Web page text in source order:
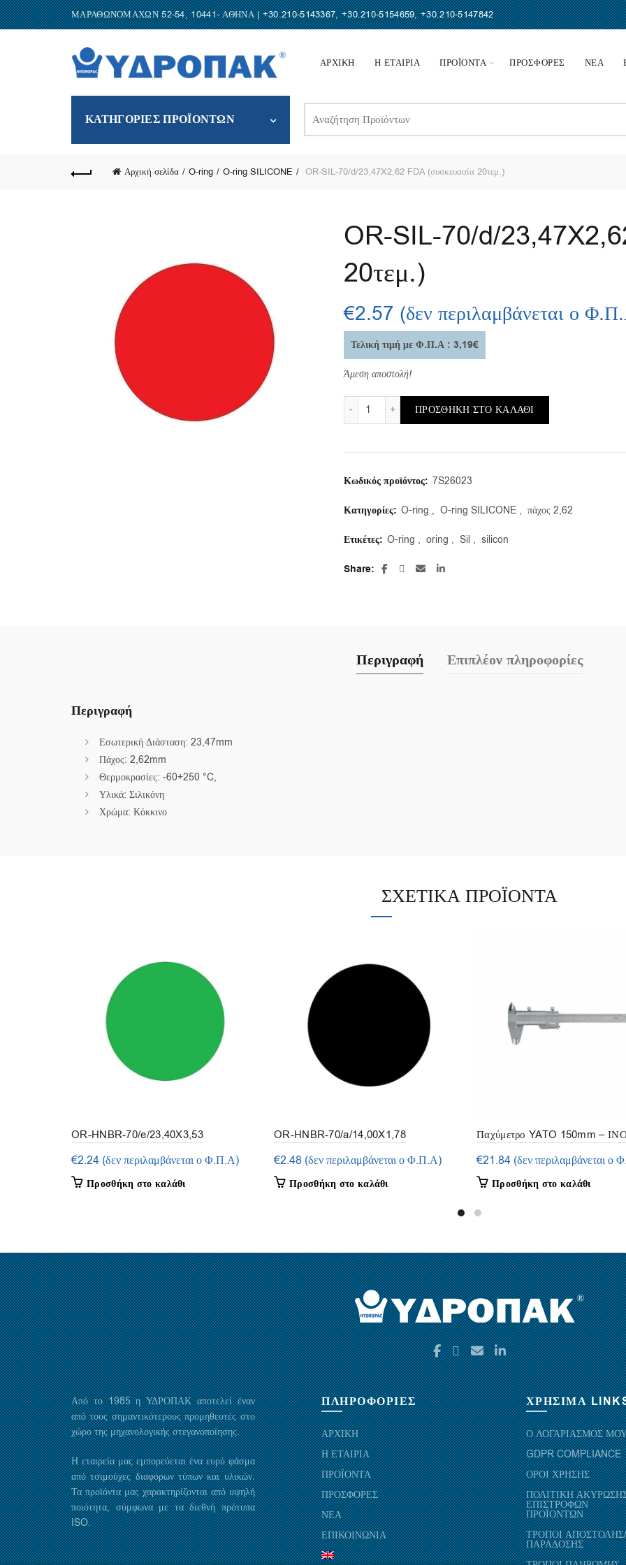
ΜΑΡΑΘΩΝΟΜΑΧΩΝ 52-54, 10441- ΑΘΗΝΑ |+30.210-5143367,+30.210-5154659,+30.210-5147842
ΑΡΧΙΚΗ Η ΕΤΑΙΡΙΑ ΠΡΟΪΟΝΤΑ ΠΡΟΣΦΟΡΕΣ ΝΕΑ
ΚΑΤΗΓΟΡΙΕΣ ΠΡΟΪΟΝΤΩΝ
for:
Αρχική σελίδα O-ring O-ring SILICONE OR-SIL-70/d/23,47X2,62 FDA (συσκευασία 20τεμ.)
OR-SIL-70/d/
20τεμ.)
€2.57 (δεν περιλαμβάνεται ο
Τελική τιμή με Φ.Π.Α : 3,19€
Άμεση αποστολή!
OR-SIL-70/d/23,47X2,62 FDA (συσκευασία 20τεμ.) ποσότητα
ΠΡΟΣΘΉΚΗ ΣΤΟ ΚΑΛΆΘΙ
Κωδικός προϊόντος: 7S26023
Κατηγορίες: O-ring , O-ring SILICONE , πάχος 2,62
Ετικέτες: O-ring , oring , Sil , silicon
Share
Περιγραφή Επιπλέον πληροφορίες
Περιγραφή
Εσωτερική Διάσταση: 23,47mm
Πάχος: 2,62mm
Θερμοκρασίες: -60+250 °C,
Υλικά: Σιλικόνη
Χρώμα: Κόκκινο
ΣΧΕΤΙΚΆ ΠΡΟΪΌΝΤΑ
OR-HNBR-70/e/23,40X3,53
(συσκευασία 3τμ.)
€2.24 (δεν περιλαμβάνεται ο Φ.Π.Α)
Προσθήκη στο καλάθι
OR-HNBR-70/a/14,00X1,78
(συσκευασία 15τμ.)
€2.48 (δεν περιλαμβάνεται ο Φ.Π.Α)
Προσθήκη στο καλάθι
Παχύμετρο YATO 150mm –
€21.84 (δεν περιλαμβάνεται ο
Προσθήκη στο καλάθι
Από το 1985 η ΥΔΡΟΠΑΚ αποτελεί έναν
από τους σημαντικότερους προμηθευτές στο
χώρο της μηχανολογικής στεγανοποίησης.
Η εταιρεία μας εμπορεύεται ένα ευρύ φάσμα
από τσιμούχες διαφόρων τύπων και υλικών.
Τα προϊόντα μας χαρακτηρίζονται από υψηλή
ποιότητα, σύμφωνα με τα διεθνή πρότυπα
ISO.
ΠΛΗΡΟΦΟΡΙΕΣ
ΑΡΧΙΚΗ
Η ΕΤΑΙΡΙΑ
ΠΡΟΪΟΝΤΑ
ΠΡΟΣΦΟΡΕΣ
ΝΕΑ
ΕΠΙΚΟΙΝΩΝΙΑ
ΧΡΗΣΙΜΑ
Ο ΛΟΓΑΡΙΑΣΜΟΣ
GDPR COMPLIANCE
ΟΡΟΙ ΧΡΗΣΗΣ
ΠΟΛΙΤΙΚΗ
ΕΠΙΣΤΡΟΦΩΝ
ΠΡΟΪΟΝΤΩΝ
ΤΡΟΠΟΙ ΑΠΟΣΤΟΛΗΣ/
ΠΑΡΑΔΟΣΗΣ